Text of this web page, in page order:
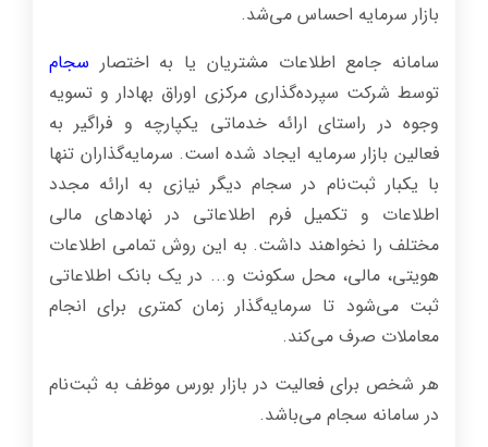
بازار سرمایه احساس می‌شد.
سامانه جامع اطلاعات مشتریان یا به اختصار سجام
توسط شرکت سپرده‌گذاری مرکزی اوراق بهادار و تسویه
وجوه در راستای ارائه خدماتی یکپارچه و فراگیر به
فعالین بازار سرمایه ایجاد شده است. سرمایه‌گذاران تنها
با یکبار ثبت‌نام در سجام دیگر نیازی به ارائه مجدد
اطلاعات و تکمیل فرم اطلاعاتی در نهاد‌های مالی
مختلف را نخواهند داشت. به این روش تمامی اطلاعات
هویتی، مالی، محل سکونت و... در یک بانک اطلاعاتی
ثبت می‌شود تا سرمایه‌گذار زمان کمتری برای انجام
معاملات صرف می‌کند.
هر شخص برای فعالیت در بازار بورس موظف به ثبت‌نام
در سامانه سجام می‌باشد.